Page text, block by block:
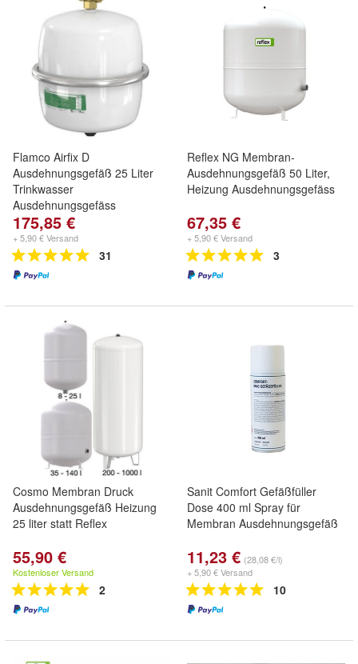
Flamco Airfix D
Ausdehnungsgefäß 25 Liter
Trinkwasser
Ausdehnungsgefäss
175,85 €
+ 5,90 € Versand
31
Reflex NG Membran-
Ausdehnungsgefäß 50 Liter,
Heizung Ausdehnungsgefäss
67,35 €
+ 5,90 € Versand
3
Cosmo Membran Druck
Ausdehnungsgefäß Heizung
25 liter statt Reflex
55,90 €
Kostenloser Versand
2
Sanit Comfort Gefäßfüller
Dose 400 ml Spray für
Membran Ausdehnungsgefäß
11,23 € (28,08 €/l)
+ 5,90 € Versand
10